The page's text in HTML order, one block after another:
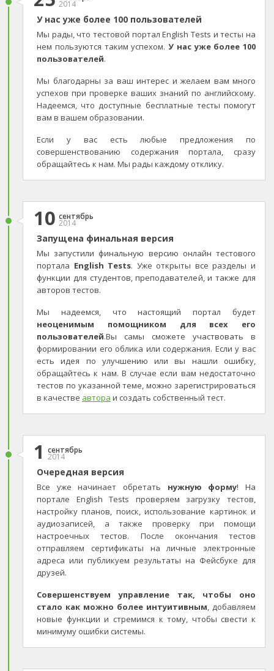
2014
У нас уже более 100 пользователей
Мы рады, что тестовой портал English Tests и тесты на
нем пользуются таким успехом. У нас уже более 100
пользователей.
Мы благодарны за ваш интерес и желаем вам много
успехов при проверке ваших знаний по английскому.
Надеемся, что доступные бесплатные тесты помогут
вам в вашем образовании.
Если у вас есть любые предложения по
совершенствованию содержания портала, сразу
обращайтесь к нам. Мы рады каждому отклику.
10 сентябрь
2014
Запущена финальная версия
Мы запустили финальную версию онлайн тестового
портала English Tests. Уже открыты все разделы и
функции для студентов, преподавателей, и также для
авторов тестов.
Мы надеемся, что настоящий портал будет
неоценимым помощником для всех его
пользователей.Вы самы сможете участвовать в
формировании его облика или содержания. Если у вас
есть идея по улучшению или вы нашли ошибку,
обращайтесь к нам. В случае если вам недостаточно
тестов по указанной теме, можно зарегистрироваться
в качестве автора и создать собственный тест.
1 сентябрь
2014
Очередная версия
Все уже начинает обретать нужную форму! На
портале English Tests проверяем загрузку тестов,
настройку планов, поиск, использование картинок и
аудиозаписей, а также проверку при помощи
настроечных тестов. После окончания тестов
отправляем сертификаты на личные электронные
адреса или публикуем результаты на Фейсбуке для
друзей.
Совершенствуем управление так, чтобы оно
стало как можно более интуитивным, добавляем
новые функции и стремимся к тому, чтобы свести к
минимуму ошибки системы.